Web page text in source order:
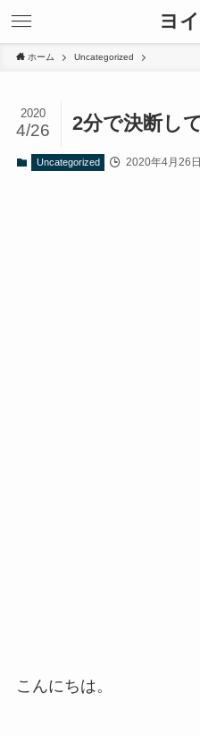
ヨ
ホーム Uncategorized
2分で決断し
2020
4/26
Uncategorized 2020年4月26日
こんにちは。